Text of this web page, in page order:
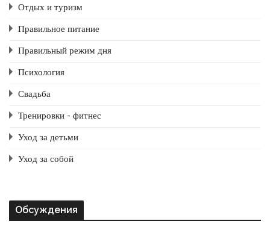
Отдых и туризм
Правильное питание
Правильный режим дня
Психология
Свадьба
Тренировки - фитнес
Уход за детьми
Уход за собой
Обсуждения